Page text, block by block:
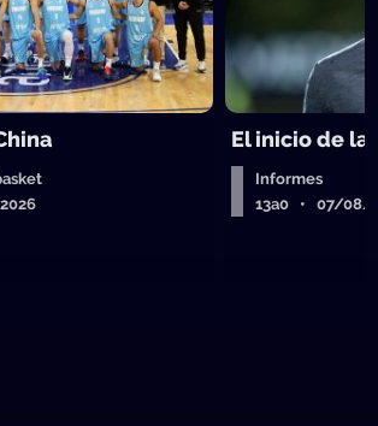
El inicio de la
Informes
13a0 • 07/08/